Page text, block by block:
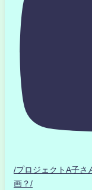
/プロジェクトA子
画？/